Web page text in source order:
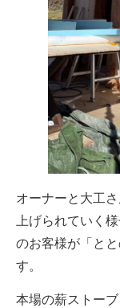
オーナーと大工
上げられていく
のお客様が「と
す。
本場の薪ストー